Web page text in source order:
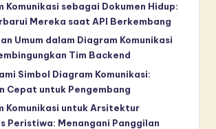
Komunikasi sebagai Dokumen Hidup:
Mereka saat API Berkembang
Umum dalam Diagram Komunikasi
Tim Backend
Simbol Diagram Komunikasi:
Cepat untuk Pengembang
Komunikasi untuk Arsitektur
Peristiwa: Menangani Panggilan